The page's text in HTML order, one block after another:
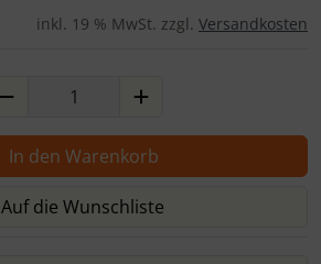
inkl. 19 % MwSt. zzgl. Versandkosten
In den Warenkorb
Auf die Wunschliste